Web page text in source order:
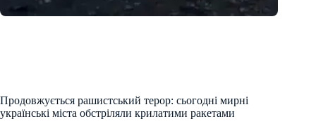
Продовжується рашистський терор: сьогодні мирні
українські міста обстріляли крилатими ракетами